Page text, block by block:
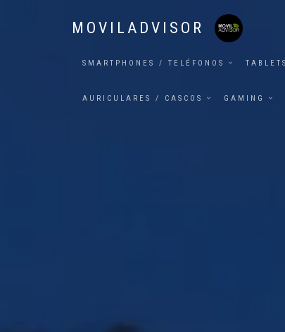
MOVILADVISOR
SMARTPHONES / TELÉFONOS TABLETS
AURICULARES / CASCOS GAMING